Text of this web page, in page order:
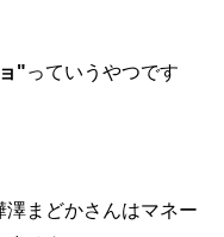
"っていうやつです
まどかさんはマネー